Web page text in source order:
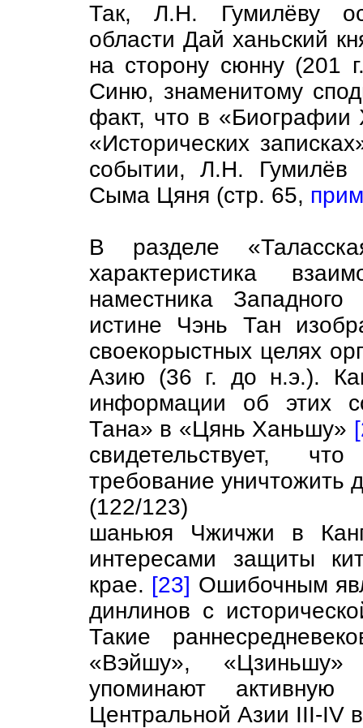
Так, Л.Н. Гумилёву
области Дай ханьский
на сторону сюнну (201
Синю, знаменитому
факт, что в
«Исторических
событии, Л.Н. Гумилёв
Сыма Цяня (стр. 65,
В разделе
характеристика
наместника
истине Чэнь Тан
своекорыстных целях
Азию (36 г. до н.э.).
информации об этих
Тана» в «Цянь Ханьшу»
свидетельствует,
требование уничтожить
(122/123)
шаньюя Чжичжи в
интересами защиты
крае. [23] Ошибочным
динлинов с
Такие
«Вэйшу»,
упоминают
Центральной Азии III-IV